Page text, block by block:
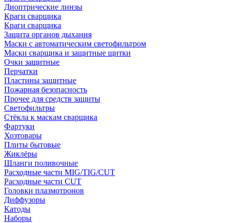
Диоптрические линзы
Краги сварщика
Краги сварщика
Защита органов дыхания
Маски с автоматическим светофильтром
Маски сварщика и защитные щитки
Очки защитные
Перчатки
Пластины защитные
Пожарная безопасность
Прочее для средств защиты
Светофильтры
Стёкла к маскам сварщика
Фартуки
Хозтовары
Плиты бытовые
Жиклёры
Шланги поливочные
Расходные части MIG/TIG/CUT
Расходные части CUT
Головки плазмотронов
Диффузоры
Катоды
Наборы